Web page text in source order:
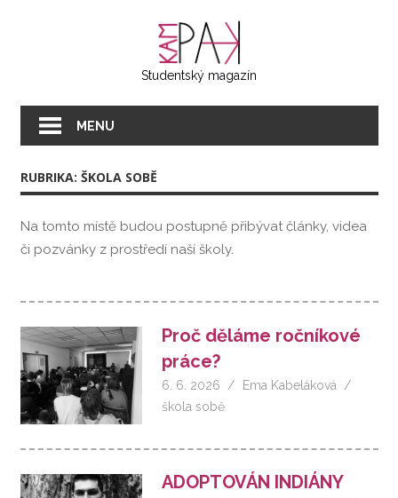
Studentský magazín
MENU
RUBRIKA: ŠKOLA SOBĚ
Na tomto místě budou postupně přibývat články, videa
či pozvánky z prostředí naší školy.
Proč děláme ročníkové
práce?
6. 6. 2026
Ema Kabeláková
škola sobě
ADOPTOVÁN INDIÁNY